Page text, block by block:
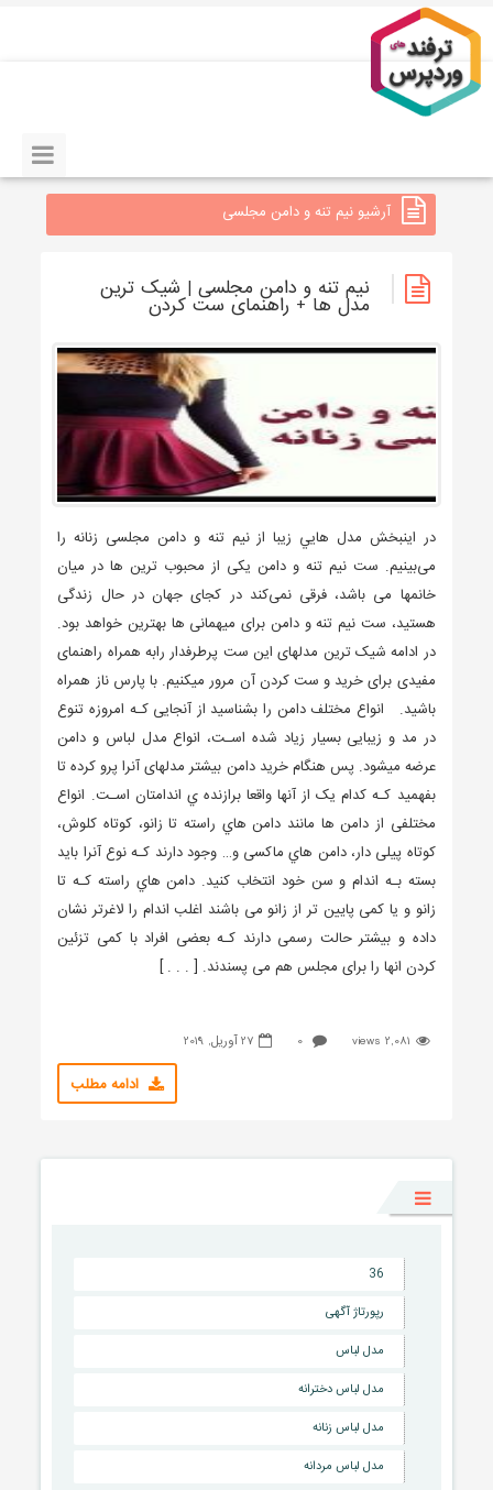
آرشیو نیم تنه و دامن مجلسی
نیم تنه و دامن مجلسی | شیک ترین
مدل ها + راهنمای ست کردن
در اینبخش مدل هایي زیبا از نیم تنه و دامن مجلسی زنانه را
می‌بینیم. ست نیم تنه و دامن یکی از محبوب ترین ها در میان
خانمها می باشد، فرقی نمی‌کند در کجای جهان در حال زندگی
هستید، ست نیم تنه و دامن برای میهمانی ها بهترین خواهد بود.
در ادامه شیک ترین مدلهای این ست پرطرفدار رابه همراه راهنمای
مفیدی برای خرید و ست کردن آن مرور میکنیم. با پارس ناز همراه
باشید. انواع مختلف دامن را بشناسید از آنجایی کـه امروزه تنوع
در مد و زیبایی بسیار زیاد شده اسـت، انواع مدل لباس و دامن
عرضه میشود. پس هنگام خرید دامن بیشتر مدلهای آنرا پرو کرده تا
بفهمید کـه کدام یک از آنها واقعا برازنده ي اندامتان اسـت. انواع
مختلفی از دامن ها مانند دامن هاي راسته تا زانو، کوتاه کلوش،
کوتاه پیلی دار، دامن هاي ماکسی و… وجود دارند کـه نوع آنرا باید
بسته بـه اندام و سن خود انتخاب کنید. دامن هاي راسته کـه تا
زانو و یا کمی پایین تر از زانو می باشند اغلب اندام را لاغرتر نشان
داده و بیشتر حالت رسمی دارند کـه بعضی افراد با کمی تزئین
کردن انها را برای مجلس هم می پسندند. [ . . . ]
2,081 views
0 27 آوریل, 2019
ادامه مطلب
36
رپورتاژ آگهی
مدل لباس
مدل لباس دخترانه
مدل لباس زنانه
مدل لباس مردانه